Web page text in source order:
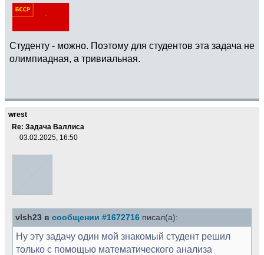
Студенту - можно. Поэтому для студентов эта задача не
олимпиадная, а тривиальная.
wrest
Re: Задача Валлиса
03.02.2025, 16:50
vlsh23 в сообщении #1672716 писал(а):
Ну эту задачу один мой знакомый студент решил
только с помощью математического анализа